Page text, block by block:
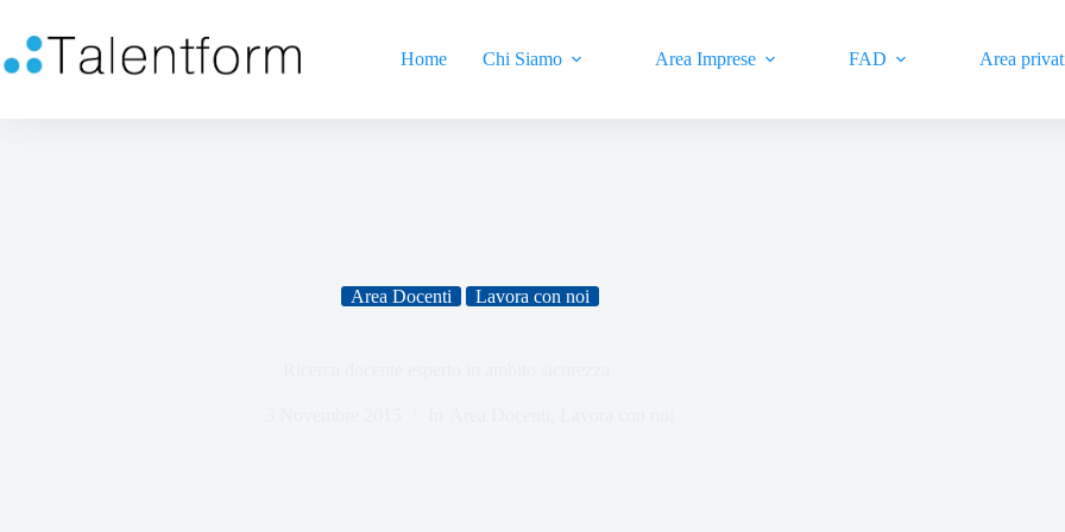
Home Chi Siamo Area Imprese FAD Area
Area Docenti Lavora con noi